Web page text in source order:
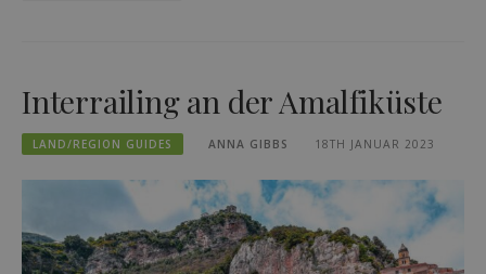
Interrailing an der Amalfiküste
LAND/REGION GUIDES ANNA GIBBS 18TH JANUAR 2023